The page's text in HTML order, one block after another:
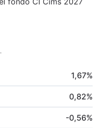
1,67%
0,82%
-0,56%